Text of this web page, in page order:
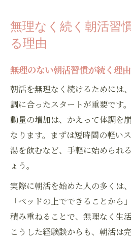
無理なく続く朝活習
る理由
無理のない朝活習慣が続く理
朝活を無理なく続けるためには
調に合ったスタートが重要です
動量の増加は、かえって体調を
なります。まずは短時間の軽い
湯を飲むなど、手軽に始められ
ょう。
実際に朝活を始めた人の多くは
「ベッドの上でできることから
積み重ねることで、無理なく生
こうした経験談からも、朝活は